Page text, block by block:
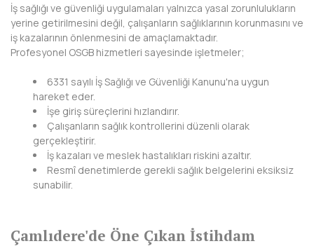
KARAMAN
KARS
KAYSERİ
KIRIKKALE
KIRKLARELİ
KIRŞEHİR
İş sağlığı ve güvenliği uygulamaları yalnızca yasal zorunlulukların
yerine getirilmesini değil, çalışanların sağlıklarının korunmasını ve
iş kazalarının önlenmesini de amaçlamaktadır.
Profesyonel OSGB hizmetleri sayesinde işletmeler;
6331 sayılı İş Sağlığı ve Güvenliği Kanunu'na uygun
hareket eder.
İşe giriş süreçlerini hızlandırır.
Çalışanların sağlık kontrollerini düzenli olarak
gerçekleştirir.
İş kazaları ve meslek hastalıkları riskini azaltır.
Resmî denetimlerde gerekli sağlık belgelerini eksiksiz
sunabilir.
Çamlıdere'de Öne Çıkan İstihdam